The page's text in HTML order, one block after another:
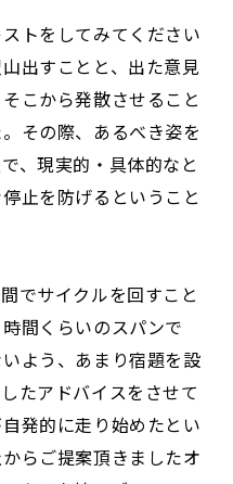
トをしてみてください
出すことと、出た意見
こから発散させること
その際、あるべき姿を
、現実的・具体的なと
止を防げるということ
でサイクルを回すこと
間くらいのスパンで
よう、あまり宿題を設
たアドバイスをさせて
発的に走り始めたとい
らご提案頂きましたオ